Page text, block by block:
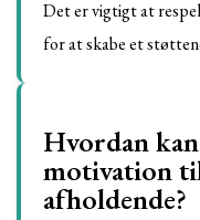
Det er vigtigt at
for at skabe et
Hvordan
motivation
afholdende?